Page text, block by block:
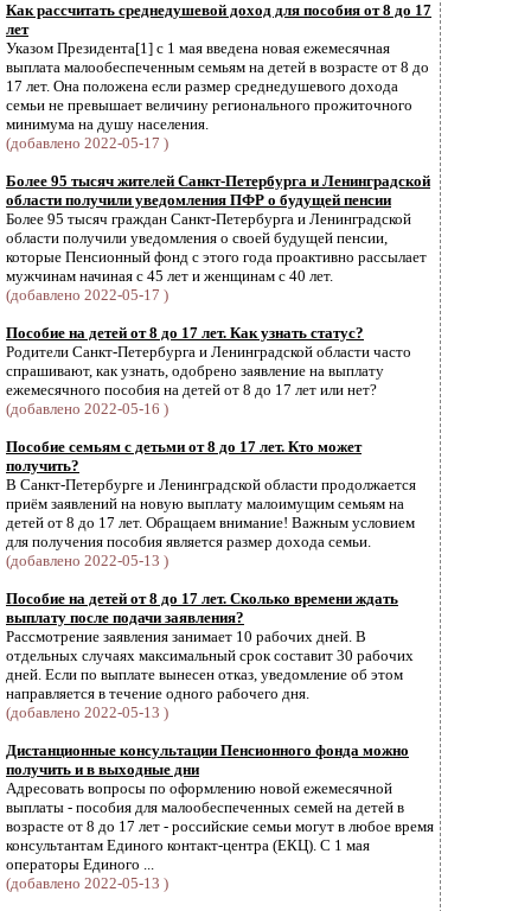
Как рассчитать среднедушевой доход для пособия от 8 до 17
лет
Указом Президента[1] с 1 мая введена новая ежемесячная
выплата малообеспеченным семьям на детей в возрасте от 8 до
17 лет. Она положена если размер среднедушевого дохода
семьи не превышает величину регионального прожиточного
минимума на душу населения.
(добавлено 2022-05-17 )
Более 95 тысяч жителей Санкт-Петербурга и Ленинградской
области получили уведомления ПФР о будущей пенсии
Более 95 тысяч граждан Санкт-Петербурга и Ленинградской
области получили уведомления о своей будущей пенсии,
которые Пенсионный фонд с этого года проактивно рассылает
мужчинам начиная с 45 лет и женщинам с 40 лет.
(добавлено 2022-05-17 )
Пособие на детей от 8 до 17 лет. Как узнать статус?
Родители Санкт-Петербурга и Ленинградской области часто
спрашивают, как узнать, одобрено заявление на выплату
ежемесячного пособия на детей от 8 до 17 лет или нет?
(добавлено 2022-05-16 )
Пособие семьям с детьми от 8 до 17 лет. Кто может
получить?
В Санкт-Петербурге и Ленинградской области продолжается
приём заявлений на новую выплату малоимущим семьям на
детей от 8 до 17 лет. Обращаем внимание! Важным условием
для получения пособия является размер дохода семьи.
(добавлено 2022-05-13 )
Пособие на детей от 8 до 17 лет. Сколько времени ждать
выплату после подачи заявления?
Рассмотрение заявления занимает 10 рабочих дней. В
отдельных случаях максимальный срок составит 30 рабочих
дней. Если по выплате вынесен отказ, уведомление об этом
направляется в течение одного рабочего дня.
(добавлено 2022-05-13 )
Дистанционные консультации Пенсионного фонда можно
получить и в выходные дни
Адресовать вопросы по оформлению новой ежемесячной
выплаты - пособия для малообеспеченных семей на детей в
возрасте от 8 до 17 лет - российские семьи могут в любое время
консультантам Единого контакт-центра (ЕКЦ). С 1 мая
операторы Единого ...
(добавлено 2022-05-13 )